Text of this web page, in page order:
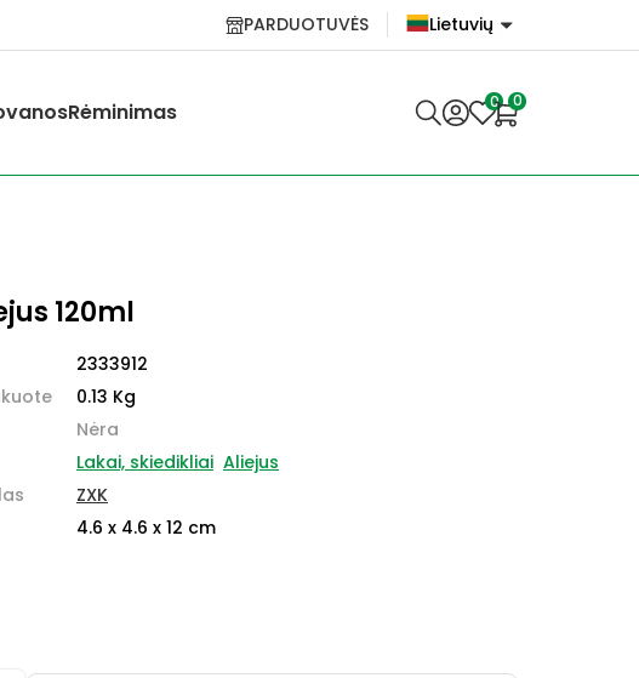
PARDUOTUVĖS
Lietuvių
Lietuvių
Rėminimas 0 0
120ml
2333912
0.13 Kg
Nėra
Lakai, skiedikliai Aliejus
ZXK
4.6 x 4.6 x 12 cm